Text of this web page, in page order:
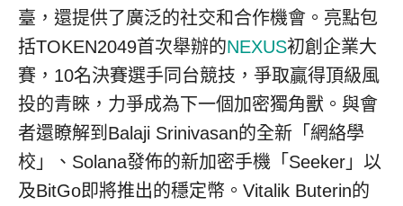
臺，還提供了廣泛的社交和合作機會。亮點包
括TOKEN2049首次舉辦的NEXUS初創企業大
賽，10名決賽選手同台競技，爭取贏得頂級風
投的青睞，力爭成為下一個加密獨角獸。與會
者還瞭解到Balaji Srinivasan的全新「網絡學
校」、Solana發佈的新加密手機「Seeker」以
及BitGo即將推出的穩定幣。Vitalik Buterin的